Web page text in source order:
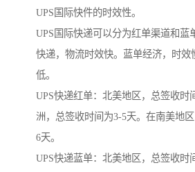
UPS国际快件的时效性。
UPS国际快递可以分为红单渠道和蓝
快递，物流时效快。蓝单经济，时效
低。
UPS快递红单：北美地区，总签收时
洲，总签收时间为3-5天。在南美地
6天。
UPS快递蓝单：北美地区，总签收时